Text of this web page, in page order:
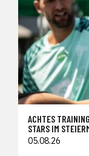
ACHTES
STARS IM
05.08.26